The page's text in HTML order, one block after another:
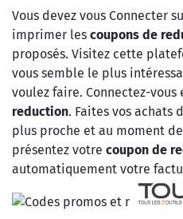
Vous devez vous Connecter
imprimer les coupons de
proposés. Visitez cette
vous semble le plus
voulez faire. Connectez-
reduction. Faites vos achats
plus proche et au moment
présentez votre coupon de
automatiquement votre